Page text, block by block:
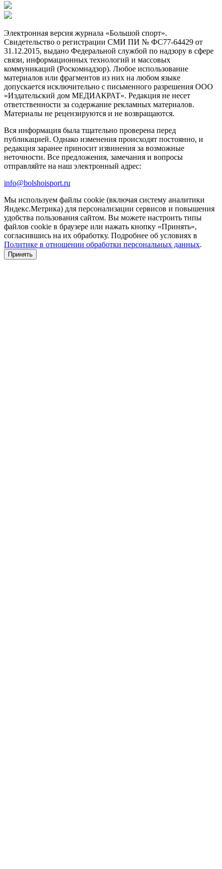
Электронная версия журнала «Большой спорт».
Свидетельство о регистрации СМИ ПИ № ФС77-64429 от
31.12.2015, выдано Федеральной службой по надзору в сфере
связи, информационных технологий и массовых
коммуникаций (Роскомнадзор). Любое использование
материалов или фрагментов из них на любом языке
допускается исключительно с письменного разрешения ООО
«Издательский дом МЕДИАКРАТ». Редакция не несет
ответственности за содержание рекламных материалов.
Материалы не рецензируются и не возвращаются.
Вся информация была тщательно проверена перед
публикацией. Однако изменения происходят постоянно, и
редакция заранее приносит извинения за возможные
неточности. Все предложения, замечания и вопросы
отправляйте на наш электронный адрес:
info@bolshoisport.ru
Мы используем файлы cookie (включая систему аналитики
Яндекс.Метрика) для персонализации сервисов и повышения
удобства пользования сайтом. Вы можете настроить типы
файлов cookie в браузере или нажать кнопку «Принять»,
согласившись на их обработку. Подробнее об условиях в
Политике в отношении обработки персональных данных.
Принять